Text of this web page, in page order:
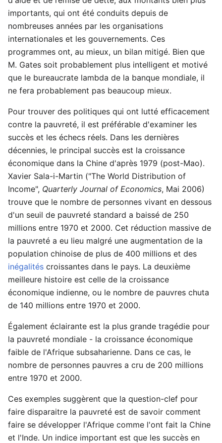
importants, qui ont été conduits depuis de
nombreuses années par les organisations
internationales et les gouvernements. Ces
programmes ont, au mieux, un bilan mitigé. Bien que
M. Gates soit probablement plus intelligent et motivé
que le bureaucrate lambda de la banque mondiale, il
ne fera probablement pas beaucoup mieux.
Pour trouver des politiques qui ont lutté efficacement
contre la pauvreté, il est préférable d'examiner les
succès et les échecs réels. Dans les dernières
décennies, le principal succès est la croissance
économique dans la Chine d'après 1979 (post-Mao).
Xavier Sala-i-Martin ("The World Distribution of
Income", Quarterly Journal of Economics, Mai 2006)
trouve que le nombre de personnes vivant en dessous
d'un seuil de pauvreté standard a baissé de 250
millions entre 1970 et 2000. Cet réduction massive de
la pauvreté a eu lieu malgré une augmentation de la
population chinoise de plus de 400 millions et des
inégalités croissantes dans le pays. La deuxième
meilleure histoire est celle de la croissance
économique indienne, ou le nombre de pauvres chuta
de 140 millions entre 1970 et 2000.
Également éclairante est la plus grande tragédie pour
la pauvreté mondiale - la croissance économique
faible de l'Afrique subsaharienne. Dans ce cas, le
nombre de personnes pauvres a cru de 200 millions
entre 1970 et 2000.
Ces exemples suggèrent que la question-clef pour
faire disparaitre la pauvreté est de savoir comment
faire se développer l'Afrique comme l'ont fait la Chine
et l'Inde. Un indice important est que les succès en